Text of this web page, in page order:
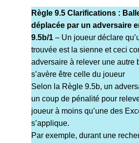
Règle 9.5 Clarifications :
déplacée par un adversaire
9.5b/1– Un joueur déclare
trouvée est la sienne et ceci
adversaire à relever une autre
s’avère être celle du joueur
Selon la Règle 9.5b, un
un coup de pénalité pour
joueur à moins qu’une des
s’applique.
Par exemple, durant une